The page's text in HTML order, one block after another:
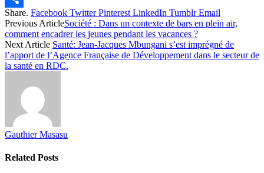
Share
Share. Facebook Twitter Pinterest LinkedIn Tumblr Email
Previous ArticleSociété : Dans un contexte de bars en plein air,
comment encadrer les jeunes pendant les vacances ?
Next Article Santé: Jean-Jacques Mbungani s’est imprégné de
l’apport de l’Agence Française de Développement dans le secteur de
la santé en RDC.
Gauthier Masasu
Related Posts